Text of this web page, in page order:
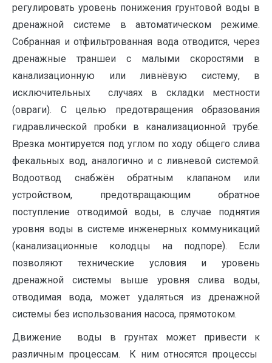
регулировать уровень понижения грунтовой воды в
дренажной системе в автоматическом режиме.
Собранная и отфильтрованная вода отводится, через
дренажные траншеи с малыми скоростями в
канализационную или ливнёвую систему, в
исключительных случаях в складки местности
(овраги). С целью предотвращения образования
гидравлической пробки в канализационной трубе.
Врезка монтируется под углом по ходу общего слива
фекальных вод, аналогично и с ливневой системой.
Водоотвод снабжён обратным клапаном или
устройством, предотвращающим обратное
поступление отводимой воды, в случае поднятия
уровня воды в системе инженерных коммуникаций
(канализационные колодцы на подпоре). Если
позволяют технические условия и уровень
дренажной системы выше уровня слива воды,
отводимая вода, может удаляться из дренажной
системы без использования насоса, прямотоком.
Движение воды в грунтах может привести к
различным процессам. К ним относятся процессы